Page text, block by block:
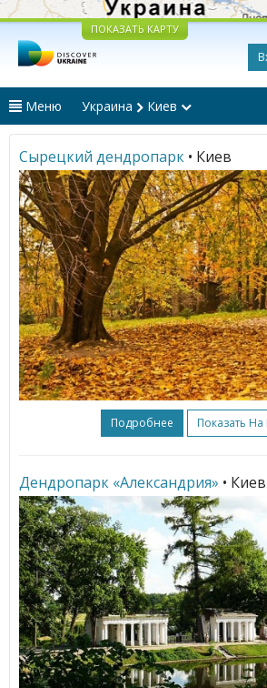
ПОКАЗАТЬ КАРТУ
Меню Украина Киев
Сырецкий дендропарк • Киев
Подробнее Показать На
Дендропарк «Александрия» • Киев